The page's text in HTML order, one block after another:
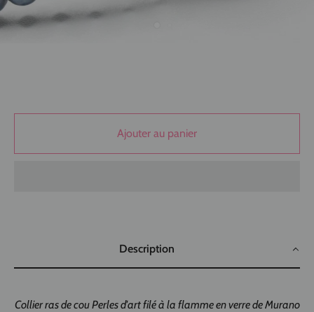
Ajouter au panier
Description
Collier ras de cou Perles d'art filé à la flamme en verre de Murano